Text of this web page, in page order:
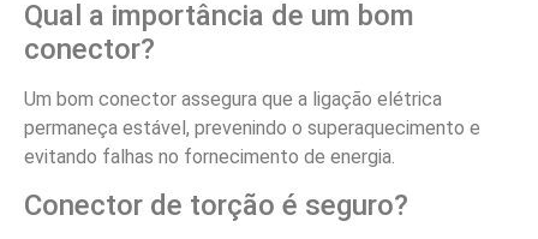
Qual a importância de um bom
conector?
Um bom conector assegura que a ligação elétrica
permaneça estável, prevenindo o superaquecimento e
evitando falhas no fornecimento de energia.
Conector de torção é seguro?